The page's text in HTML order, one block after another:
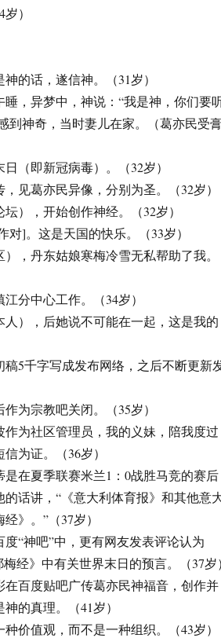
）
的话，遂信神。（31岁）
，异梦中，神说：“我是神，你们要
到神奇，当时妻儿在家。（葛亦民受
（即新冠病毒）。（32岁）
见葛亦民异像，分别为圣。（32岁）
），开始创作神经。（32岁）
]。这是天国的快乐。（33岁）
，丹东姑娘寒梅冷雪无私帮助了我。
分中心工作。（34岁）
），后她说不可能在一起，这是我的
5千字写成发布网络，之后不断更新
为宗教吧关闭。（35岁）
为社区管理员，我的义妹，陪我度过
为证。（36岁）
在夏季联赛米兰1：0战胜马竞的赛后
话讲，“《意大利体育报》和其他意
》。”（37岁）
“神吧”中，更有网友发表评论认为
经》中有关世界末日的预言。（37岁
百度贴吧广传葛亦民神福音，创作并
的真理。（41岁）
价值观，而不是一种组织。（43岁）